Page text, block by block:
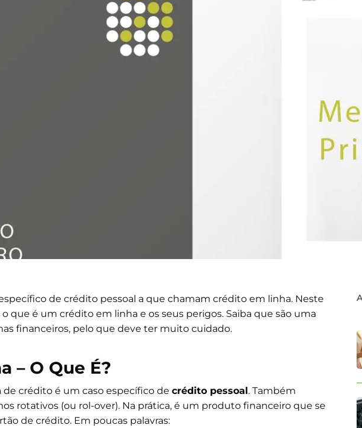
de crédito pessoal a que chamam crédito em linha. Neste
que é um crédito em linha e os seus perigos. Saiba que são uma
financeiros, pelo que deve ter muito cuidado.
– O Que É?
crédito é um caso específico de crédito pessoal. Também
rotativos (ou rol-over). Na prática, é um produto financeiro que se
de crédito. Em poucas palavras: